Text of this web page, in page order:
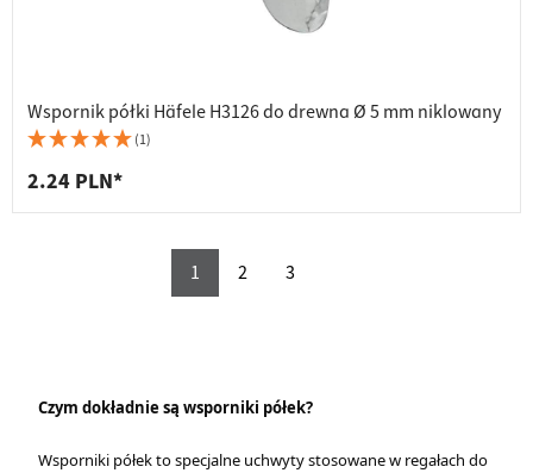
Wspornik półki Häfele H3126 do drewna Ø 5 mm niklowany
(1)
2.24 PLN*
1 2 3
Czym dokładnie są wsporniki półek?
Wsporniki półek to specjalne uchwyty stosowane w regałach do